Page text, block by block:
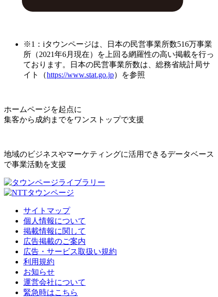
※1：iタウンページは、日本の民営事業所数516万事業
所（2021年6月現在）を上回る網羅性の高い掲載を行っ
ております。日本の民営事業所数は、総務省統計局サ
イト（https://www.stat.go.jp）を参照
ホームページを起点に
集客から成約までをワンストップで支援
地域のビジネスやマーケティングに活用できるデータベース
で事業活動を支援
サイトマップ
個人情報について
掲載情報に関して
広告掲載のご案内
広告・サービス取扱い規約
利用規約
お知らせ
運営会社について
緊急時はこちら